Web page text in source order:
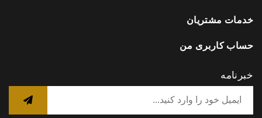
خدمات مشتریان
حساب کاربری من
خبرنامه